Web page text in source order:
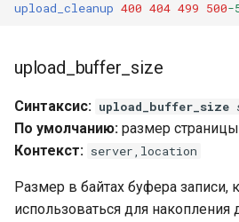
upload_cleanup 400 404 499 500-
upload_buffer_size
Синтаксис: upload_buffer_size
По умолчанию: размер
Контекст: server,location
Размер в байтах буфера записи,
использоваться для